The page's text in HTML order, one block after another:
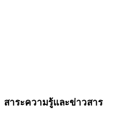
สาระความรู้และข่าวสาร